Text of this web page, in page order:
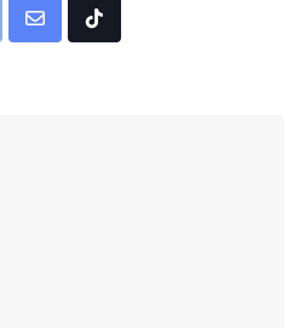
Share Tiktok